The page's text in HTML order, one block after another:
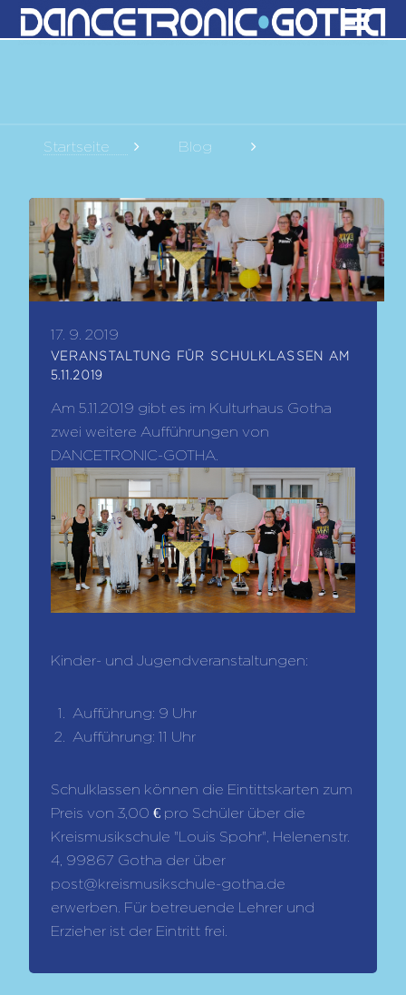
Startseite Blog
17. 9. 2019
VERANSTALTUNG FÜR SCHULKLASSEN AM
5.11.2019
Am 5.11.2019 gibt es im Kulturhaus Gotha
zwei weitere Aufführungen von
DANCETRONIC-GOTHA.
Kinder- und Jugendveranstaltungen:
Aufführung: 9 Uhr
Aufführung: 11 Uhr
Schulklassen können die Eintittskarten zum
Preis von 3,00 € pro Schüler über die
Kreismusikschule "Louis Spohr", Helenenstr.
4, 99867 Gotha der über
post@kreismusikschule-gotha.de
erwerben. Für betreuende Lehrer und
Erzieher ist der Eintritt frei.